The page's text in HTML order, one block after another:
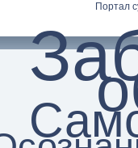
Портал